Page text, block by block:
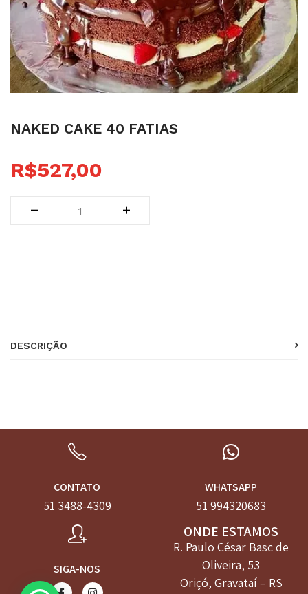
Naked cake 40 fatias
R$527,00
DESCRIÇÃO
CONTATO
51 3488-4309
SIGA-NOS
WHATSAPP
51 994320683
ONDE ESTAMOS
R. Paulo César Basc de
Oliveira, 53
Oriçó, Gravataí – RS